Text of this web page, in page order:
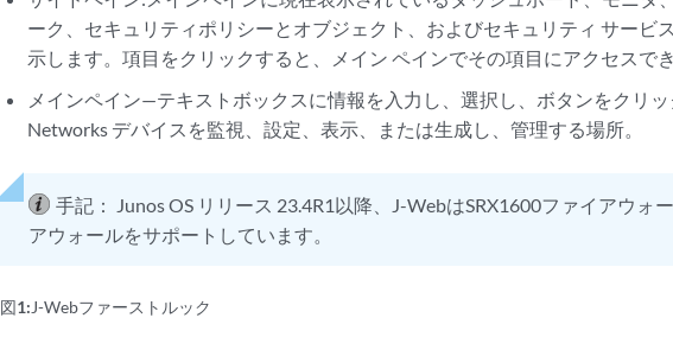
ーク、セキュリティポリシーとオブジェクト、およびセキュリティ サービ
示します。項目をクリックすると、メイン ペインでその項目にアクセスでき
メインペイン—テキストボックスに情報を入力し、選択し、ボタンをクリ
Networks デバイスを監視、設定、表示、または生成し、管理する場所。
手記：
Junos OS リリース 23.4R1以降、J-WebはSRX1600ファイアウォ
アウォールをサポートしています。
図1:J-Webファーストルック